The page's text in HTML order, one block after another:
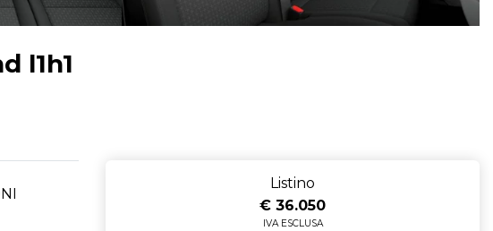
l1h1
Listino
€ 36.050
IVA ESCLUSA